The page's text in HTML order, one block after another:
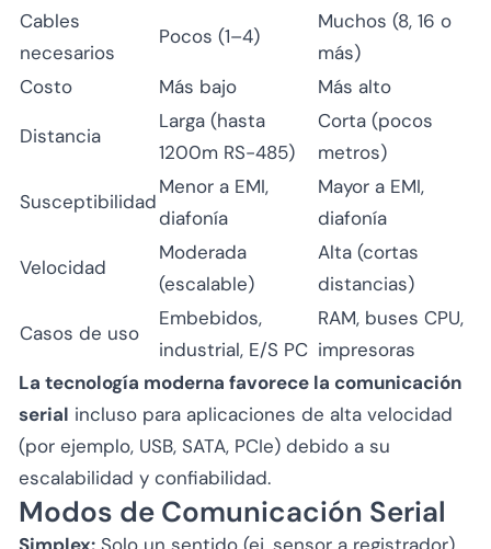
Cables
necesarios
Pocos (1–4)
Muchos (8, 16 o
más)
Costo
Más bajo Más alto
Distancia
Larga (hasta
1200m RS-485)
Corta (pocos
metros)
Susceptibilidad
Menor a EMI,
diafonía
Mayor a EMI,
diafonía
Velocidad
Moderada
(escalable)
Alta (cortas
distancias)
Casos de uso
Embebidos,
industrial, E/S PC
RAM, buses CPU,
impresoras
La tecnología moderna favorece la comunicación
serial incluso para aplicaciones de alta velocidad
(por ejemplo, USB, SATA, PCIe) debido a su
escalabilidad y confiabilidad.
Modos de Comunicación Serial
Simplex: Solo un sentido (ej. sensor a registrador).